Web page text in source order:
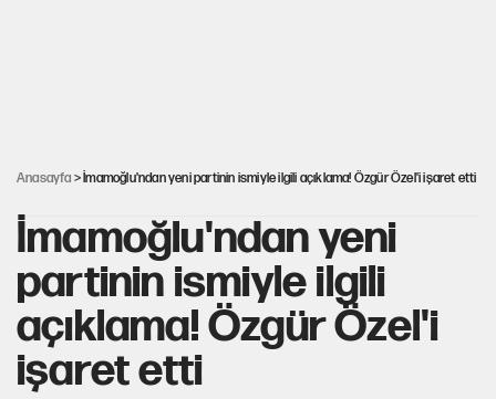
Anasayfa > İmamoğlu'ndan yeni partinin ismiyle ilgili açıklama! Özgür Özel'i işaret etti
İmamoğlu'ndan yeni
partinin ismiyle ilgili
açıklama! Özgür Özel'i
işaret etti